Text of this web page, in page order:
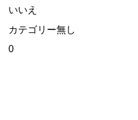
いいえ
カテゴリー無し
0